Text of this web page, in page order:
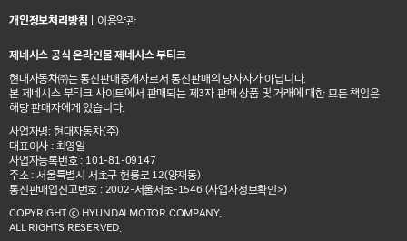
개인정보처리방침 이용약관
제네시스 공식 온라인몰 제네시스 부티크
현대자동차㈜는 통신판매중개자로서 통신판매의 당사자가 아닙니다.
본 제네시스 부티크 사이트에서 판매되는 제3자 판매 상품 및 거래에 대한 모든 책임은
해당 판매자에게 있습니다.
사업자명: 현대자동차(주)
대표이사 : 최영일
사업자등록번호 : 101-81-09147
주소 : 서울특별시 서초구 헌릉로 12(양재동)
통신판매업신고번호 : 2002-서울서초-1546 (사업자정보확인>)
COPYRIGHT ⓒ HYUNDAI MOTOR COMPANY.
ALL RIGHTS RESERVED.